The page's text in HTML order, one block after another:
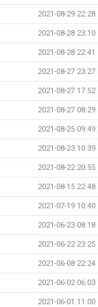
2021-08-29 22:28
2021-08-28 23:10
2021-08-28 22:41
2021-08-27 23:27
2021-08-27 17:52
2021-08-27 08:29
2021-08-25 09:49
2021-08-23 10:39
2021-08-22 20:55
2021-08-15 22:48
2021-07-19 10:40
2021-06-23 08:18
2021-06-22 23:25
2021-06-08 22:24
2021-06-02 06:03
2021-06-01 11:00